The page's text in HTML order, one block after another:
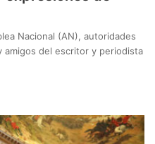
Nacional (AN), autoridades
amigos del escritor y periodista